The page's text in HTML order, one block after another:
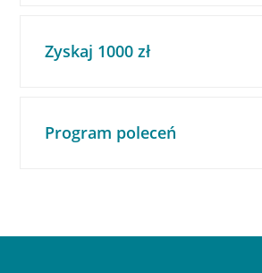
Zyskaj 1000 zł
Program poleceń